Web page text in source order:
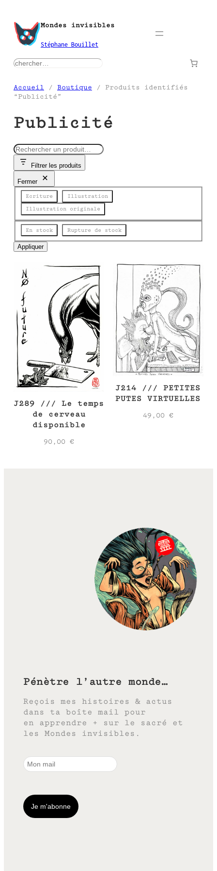
contenu
Mondes invisibles
Stéphane Bouillet
rechercher
Accueil / Boutique / Produits identifiés
“Publicité”
Publicité
R
e
e
e
Filtrer les produits
Fermer
Catégorie
Ecriture
Illustration
Illustration originale
État
En stock Rupture de stock
Appliquer
J289 /// Le temps
de cerveau
disponible
90,00€
J214 /// PETITES
PUTES VIRTUELLES
49,00 €
Pénètre l’autre monde…
Reçois mes histoires & actus
dans ta boîte mail pour
en apprendre + sur le sacré et
les Mondes invisibles.